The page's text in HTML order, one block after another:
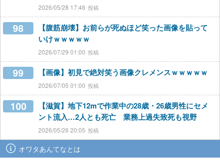
2026/05/28 17:46
98
【腹筋崩壊】お前らが死ぬほど笑った画像を貼って
いけｗｗｗｗｗ
2026/07/29 01:00
99 【画像】初見で絶対笑う画像クレメンスｗｗｗｗｗ
2026/07/05 01:00
100
【滋賀】地下12mで作業中の28歳・26歳男性にセメ
ント流入…2人とも死亡 業務上過失致死も視野
2026/05/26 20:05
オワタあんてなとは